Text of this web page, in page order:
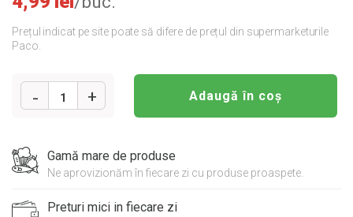
Prețul indicat pe site poate să difere de prețul din supermarketurile
Paco.
1
SAPUN
EXFOLIANT
Adaugă în coș
Gamă mare de produse
Ne aprovizionăm în fiecare zi cu produse proaspete.
Preturi mici in fiecare zi